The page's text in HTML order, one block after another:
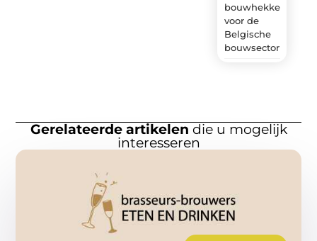
bouwhekken
voor de
Belgische
bouwsector
Gerelateerde artikelen die u mogelijk
interesseren